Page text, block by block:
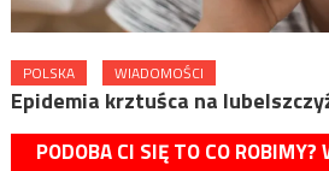
POLSKA WIADOMOŚCI
Epidemia krztuśca na
PODOBA CI SIĘ TO CO ROBIMY?